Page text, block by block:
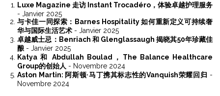
Luxe Magazine 走访 Instant Trocadéro，体验卓越护理服务
- Janvier 2025
与卡佳一同探索：Barnes Hospitality 如何重新定义可持续奢
华与国际生活艺术 - Janvier 2025
卓越威士忌：Benriach 和 Glenglassaugh 揭晓其50年珍藏佳
酿 - Janvier 2025
Katya 和 Abdullah Boulad，The Balance Healthcare
Group的创始人 - Novembre 2024
Aston Martin: 阿斯顿·马丁携其标志性的Vanquish荣耀回归 -
Novembre 2024